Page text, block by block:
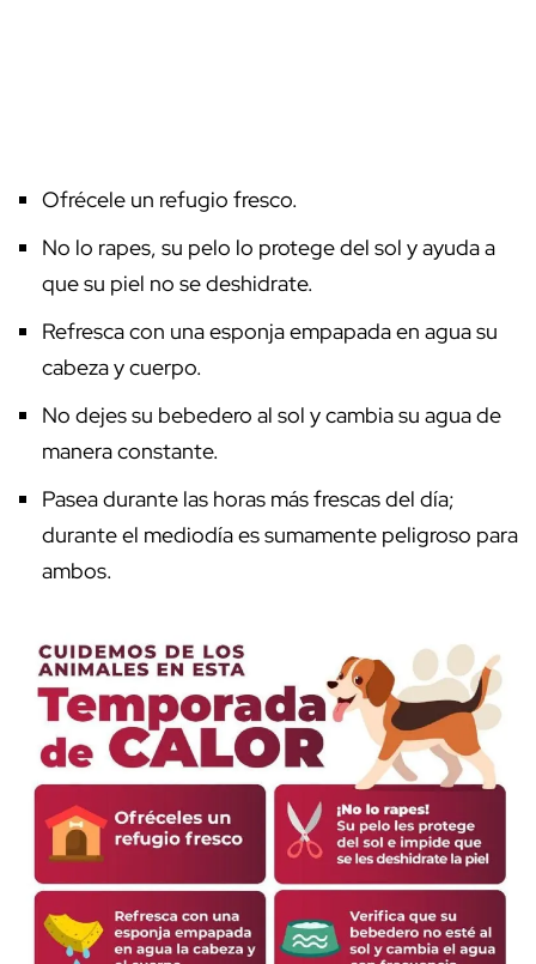
Ofrécele un refugio fresco.
No lo rapes, su pelo lo protege del sol y ayuda a
que su piel no se deshidrate.
Refresca con una esponja empapada en agua su
cabeza y cuerpo.
No dejes su bebedero al sol y cambia su agua de
manera constante.
Pasea durante las horas más frescas del día;
durante el mediodía es sumamente peligroso para
ambos.